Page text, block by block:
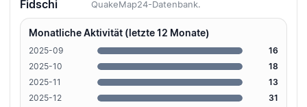
Fidschi
QuakeMap24-Datenbank.
Monatliche Aktivität (letzte 12 Monate)
2025-09
16
2025-10
18
2025-11
13
2025-12
31